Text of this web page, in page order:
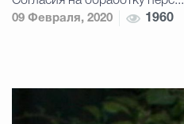
09 Февраля, 2020
1960